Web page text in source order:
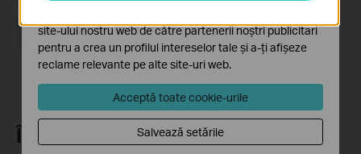
Întrebări similare:
site-ului nostru web de către partenerii noștri publicitari
pentru a crea un profilul intereselor tale și a-ți afișeze
reclame relevante pe alte site-uri web.
Acceptă toate cookie-urile
Salvează setările